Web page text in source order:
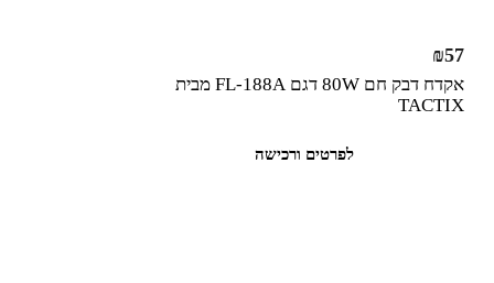
אקדח דבק חם 80W דגם FL-188A מבית
TACTIX
₪57
לפרטים ורכישה